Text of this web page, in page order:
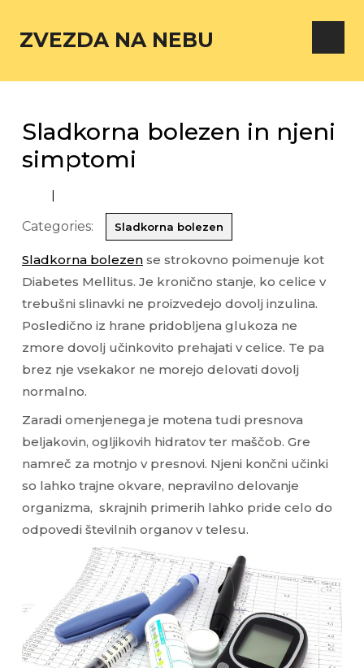
ZVEZDA NA NEBU
Sladkorna bolezen in njeni
simptomi
|
Categories: Sladkorna bolezen
Sladkorna bolezen se strokovno poimenuje kot
Diabetes Mellitus. Je kronično stanje, ko celice v
trebušni slinavki ne proizvedejo dovolj inzulina.
Posledično iz hrane pridobljena glukoza ne
zmore dovolj učinkovito prehajati v celice. Te pa
brez nje vsekakor ne morejo delovati dovolj
normalno.
Zaradi omenjenega je motena tudi presnova
beljakovin, ogljikovih hidratov ter maščob. Gre
namreč za motnjo v presnovi. Njeni končni učinki
so lahko trajne okvare, nepravilno delovanje
organizma, skrajnih primerih lahko pride celo do
odpovedi številnih organov v telesu.